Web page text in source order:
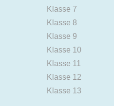
Klasse 7
Klasse 8
Klasse 9
Klasse 10
Klasse 11
Klasse 12
Klasse 13